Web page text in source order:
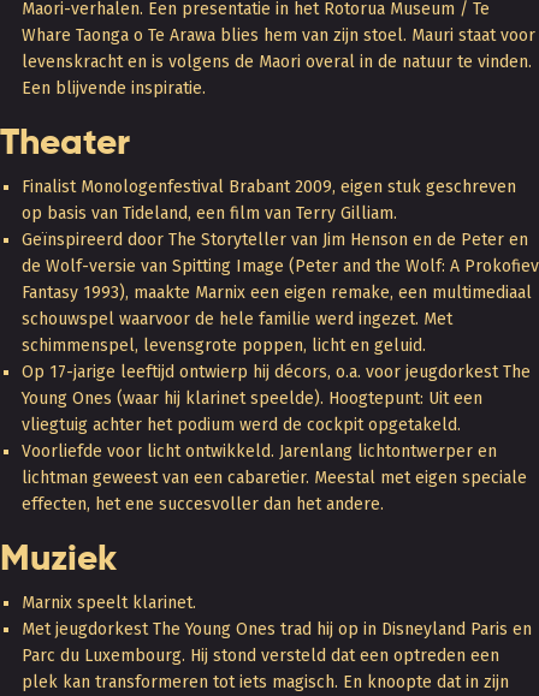
Maori-verhalen. Een presentatie in het Rotorua Museum / Te
Whare Taonga o Te Arawa blies hem van zijn stoel. Mauri staat voor
levenskracht en is volgens de Maori overal in de natuur te vinden.
Een blijvende inspiratie.
Theater
Finalist Monologenfestival Brabant 2009, eigen stuk geschreven
op basis van Tideland, een film van Terry Gilliam.
Geïnspireerd door The Storyteller van Jim Henson en de Peter en
de Wolf-versie van Spitting Image (Peter and the Wolf: A Prokofiev
Fantasy 1993), maakte Marnix een eigen remake, een multimediaal
schouwspel waarvoor de hele familie werd ingezet. Met
schimmenspel, levensgrote poppen, licht en geluid.
Op 17-jarige leeftijd ontwierp hij décors, o.a. voor jeugdorkest The
Young Ones (waar hij klarinet speelde). Hoogtepunt: Uit een
vliegtuig achter het podium werd de cockpit opgetakeld.
Voorliefde voor licht ontwikkeld. Jarenlang lichtontwerper en
lichtman geweest van een cabaretier. Meestal met eigen speciale
effecten, het ene succesvoller dan het andere.
Muziek
Marnix speelt klarinet.
Met jeugdorkest The Young Ones trad hij op in Disneyland Paris en
Parc du Luxembourg. Hij stond versteld dat een optreden een
plek kan transformeren tot iets magisch. En knoopte dat in zijn